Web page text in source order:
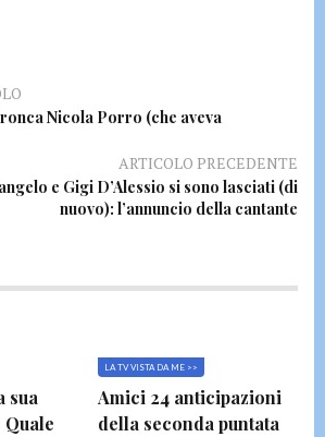
Nicola Porro (che aveva
ARTICOLO PRECEDENTE
e Gigi D’Alessio si sono lasciati (di
nuovo): l’annuncio della cantante
sua
Quale
LA TV VISTA DA ME >>
Amici 24 anticipazioni
della seconda puntata